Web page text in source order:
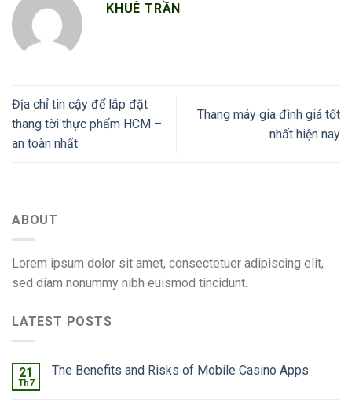
KHUÊ TRẦN
Địa chỉ tin cậy để lắp đặt
thang tời thực phẩm HCM –
an toàn nhất
Thang máy gia đình giá tốt
nhất hiện nay
ABOUT
Lorem ipsum dolor sit amet, consectetuer adipiscing elit,
sed diam nonummy nibh euismod tincidunt.
LATEST POSTS
21
Th7
The Benefits and Risks of Mobile Casino Apps